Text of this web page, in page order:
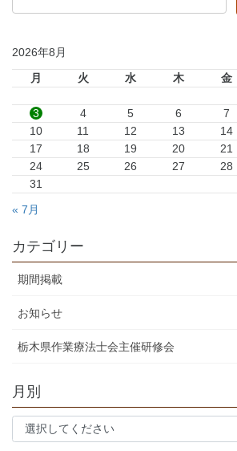
2026年8月
月 火 水 木 金
3
4 5 6 7
10
11 12 13 14
17
18 19 20 21
24
25 26 27 28
31
« 7月
カテゴリー
期間掲載
お知らせ
栃木県作業療法士会主催研修会
月別